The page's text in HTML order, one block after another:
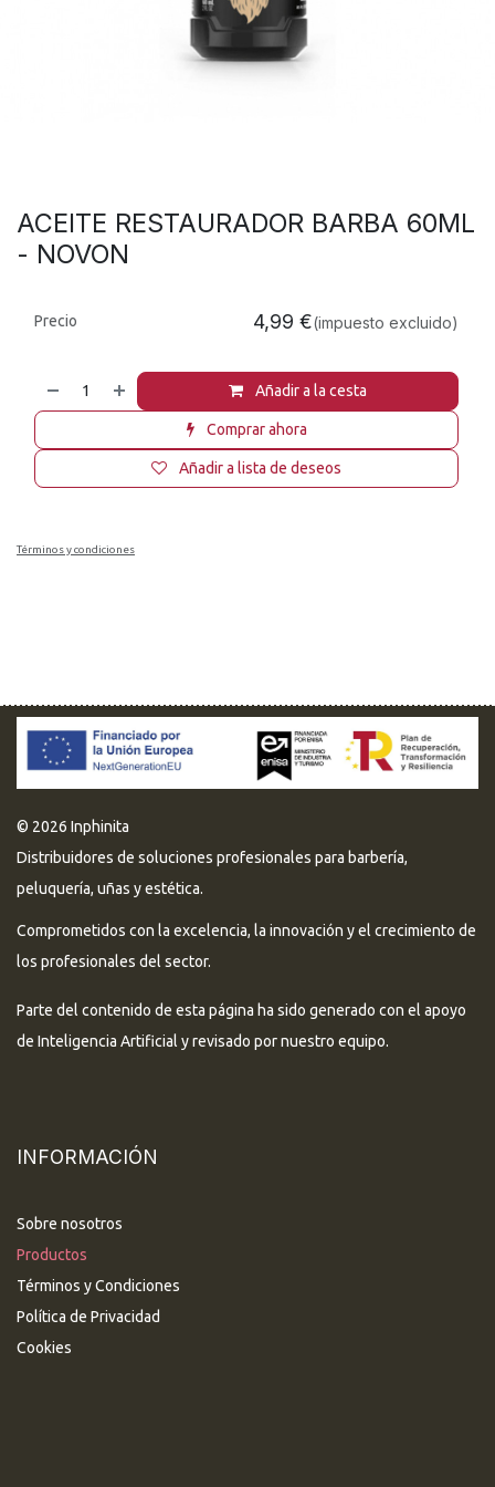
ACEITE RESTAURADOR BARBA 60ML
- NOVON
Añadir a la cesta
Comprar ahora
Añadir a lista de deseos
Precio 4,99 €(impuesto excluido)
Términos y condiciones
© 2026 Inphinita
Distribuidores de soluciones profesionales para barbería,
peluquería, uñas y estética.
Comprometidos con la excelencia, la innovación y el crecimiento de
los profesionales del sector.
Parte del contenido de esta página ha sido generado con el apoyo
de Inteligencia Artificial y revisado por nuestro equipo.
INFORMACIÓN
Sobre nosotros
Productos
Términos y Condiciones
Política de Privacidad
Cookies